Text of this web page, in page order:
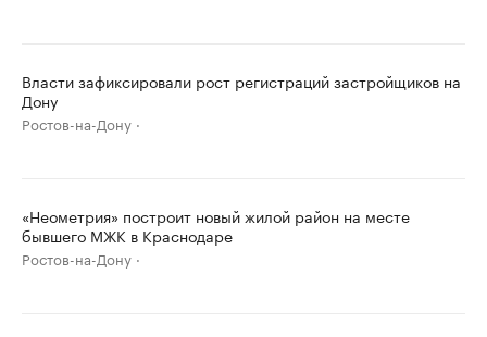
Власти зафиксировали рост регистраций застройщиков на
Дону
Ростов-на-Дону
«Неометрия» построит новый жилой район на месте
бывшего МЖК в Краснодаре
Ростов-на-Дону